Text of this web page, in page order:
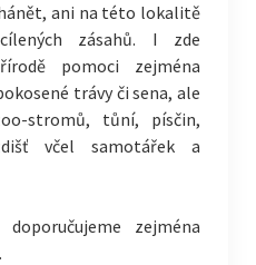
ani na této lokalitě
zásahů. I zde
pomoci zejména
trávy či sena, ale
stromů, tůní, písčin,
včel samotářek a
zejména
.